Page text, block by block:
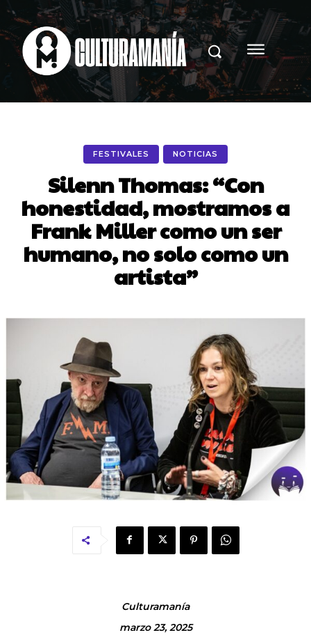
FESTIVALES NOTICIAS
Silenn Thomas: “Con
honestidad, mostramos a
Frank Miller como un ser
humano, no solo como un
artista”
Culturamanía
marzo 23, 2025